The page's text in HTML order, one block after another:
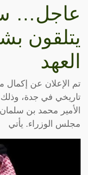
عاجل…
يتلقون
العهد
تاريخي في جدة،
الأمير محمد بن
مجلس الوزراء. يأتي